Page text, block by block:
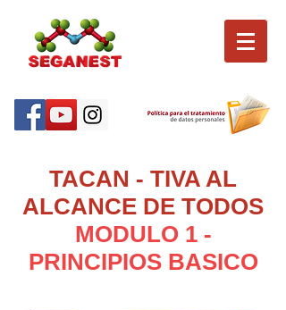
TACAN - TIVA AL
ALCANCE DE TODOS
MODULO 1 -
PRINCIPIOS BASICO